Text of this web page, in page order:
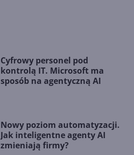
Cyfrowy personel pod
kontrolą IT. Microsoft ma
sposób na agentyczną AI
Nowy poziom automatyzacji.
Jak inteligentne agenty AI
zmieniają firmy?